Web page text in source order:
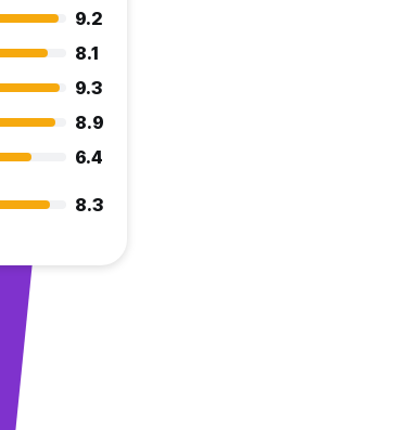
9.2
8.1
9.3
8.9
6.4
8.3